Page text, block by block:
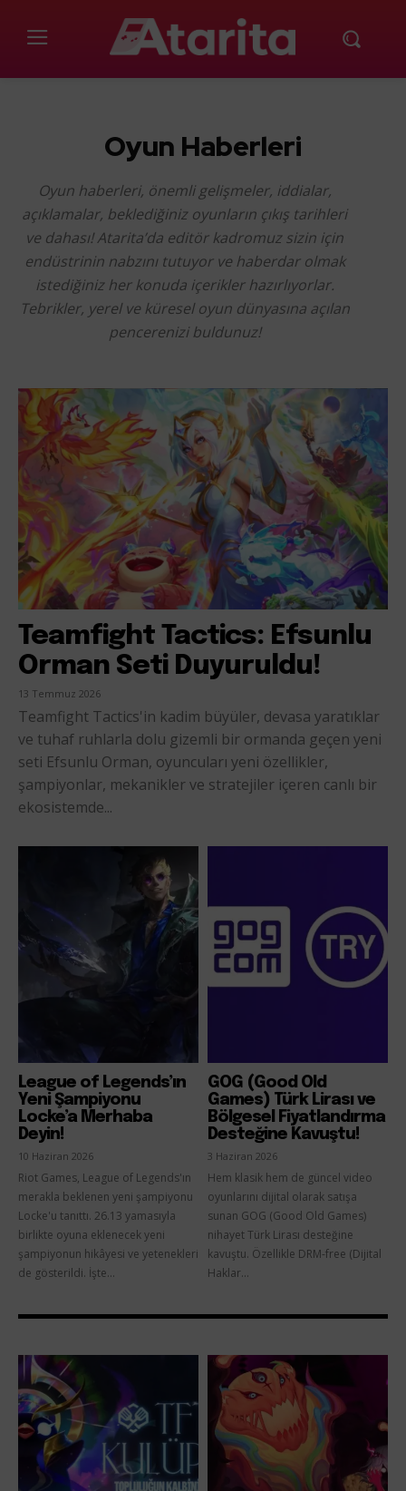
Oyun Haberleri
Oyun haberleri, önemli gelişmeler, iddialar,
açıklamalar, beklediğiniz oyunların çıkış tarihleri
ve dahası! Atarita’da editör kadromuz sizin için
endüstrinin nabzını tutuyor ve haberdar olmak
istediğiniz her konuda içerikler hazırlıyorlar.
Tebrikler, yerel ve küresel oyun dünyasına açılan
pencerenizi buldunuz!
Teamfight Tactics: Efsunlu
Orman Seti Duyuruldu!
13 Temmuz 2026
Teamfight Tactics'in kadim büyüler, devasa yaratıklar
ve tuhaf ruhlarla dolu gizemli bir ormanda geçen yeni
seti Efsunlu Orman, oyuncuları yeni özellikler,
şampiyonlar, mekanikler ve stratejiler içeren canlı bir
ekosistemde...
League of Legends’ın
Yeni Şampiyonu
Locke’a Merhaba
Deyin!
10 Haziran 2026
Riot Games, League of Legends'ın
merakla beklenen yeni şampiyonu
Locke'u tanıttı. 26.13 yamasıyla
birlikte oyuna eklenecek yeni
şampiyonun hikâyesi ve yetenekleri
de gösterildi. İşte...
GOG (Good Old
Games) Türk Lirası ve
Bölgesel Fiyatlandırma
Desteğine Kavuştu!
3 Haziran 2026
Hem klasik hem de güncel video
oyunlarını dijital olarak satışa
sunan GOG (Good Old Games)
nihayet Türk Lirası desteğine
kavuştu. Özellikle DRM-free (Dijital
Haklar...